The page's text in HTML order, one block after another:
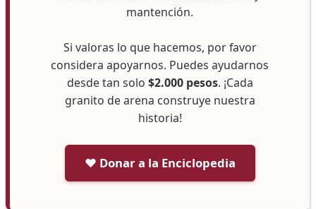
mantención.
Si valoras lo que hacemos, por favor
considera apoyarnos. Puedes ayudarnos
desde tan solo $2.000 pesos. ¡Cada
granito de arena construye nuestra
historia!
❤️ Donar a la Enciclopedia